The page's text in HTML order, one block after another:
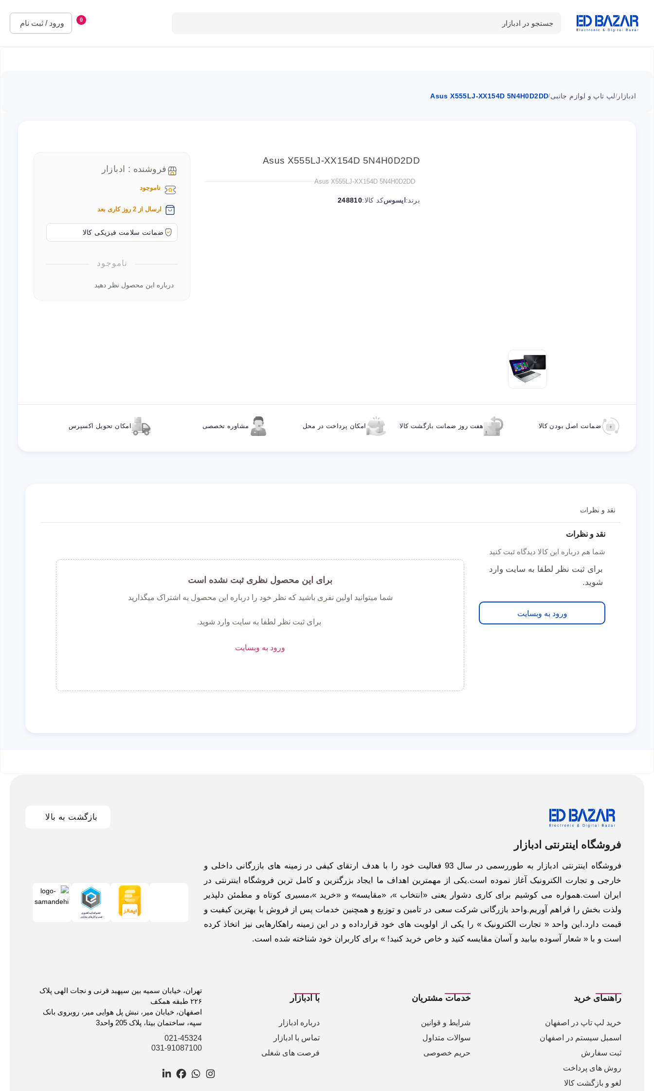
جستجو در ادبازار 0
ورود / ثبت نام
دسته بندی محصولات
ادبازار /لپ تاپ و لوازم جانبی/
Asus X555LJ-XX154D 5N4H0D2DD
Asus X555LJ-XX154D 5N4H0D2DD
Asus X555LJ-XX154D 5N4H0D2DD
برند: ایسوسکد کالا:248810
فروشنده : ادبازار
ناموجود
ارسال از 2 روز کاری بعد
ضمانت سلامت فیزیکی کالا
ناموجود
درباره این محصول نظر دهید
ضمانت اصل بودن کالا هفت روز ضمانت بازگشت کالا امکان پرداخت در محل مشاوره تخصصی امکان تحویل اکسپرس
نقد و نظرات
نقد و نظرات
شما هم درباره این کالا دیدگاه ثبت کنید
برای ثبت نظر لطفا به سایت وارد
شوید.
ورود به وبسایت
برای این محصول نظری ثبت نشده است
شما میتوانید اولین نفری باشید که نظر خود را درباره این محصول به اشتراک میگذارید
برای ثبت نظر لطفا به سایت وارد شوید.
ورود به وبسایت
بازگشت به بالا
فروشگاه اینترنتی ادبازار
فروشگاه اینترنتی ادبازار به طوررسمی در سال 93 فعالیت خود را با هدف ارتقای کیفی در زمینه های بازرگانی داخلی و
خارجی و تجارت الکترونیک آغاز نموده است.یکی از مهمترین اهداف ما ایجاد بزرگترین و کامل ترین فروشگاه اینترنتی در
ایران است.همواره می کوشیم برای کاری دشوار یعنی «انتخاب »، «مقایسه» و «خرید »،مسیری کوتاه و مطمئن دلپذیر
ولذت بخش را فراهم آوریم.واحد بازرگانی شرکت سعی در تامین و توزیع و همچنین خدمات پس از فروش با بهترین کیفیت و
قیمت دارد.این واحد « تجارت الکترونیک » را یکی از اولویت های خود قرارداده و در این زمینه راهکارهایی نیز اتخاذ کرده
است و با « شعار آسوده بیابید و آسان مقایسه کنید و خاص خرید کنید! » برای کاربران خود شناخته شده است.
راهنمای خرید
خرید لپ تاپ در اصفهان
اسمبل سیستم در اصفهان
ثبت سفارش
روش های پرداخت
لغو و بازگشت کالا
خدمات مشتریان
شرایط و قوانین
سوالات متداول
حریم خصوصی
با ادبازار
درباره ادبازار
تماس با ادبازار
فرصت های شغلی
تهران، خیابان سمیه بین سپهبد قرنی و نجات الهی پلاک
۲۲۶ طبقه همکف
اصفهان، خیابان میر، نبش پل هوایی میر، روبروی بانک
سپه، ساختمان بیتا، پلاک 205 واحد3
021-45324
031-91087100
Instagram
WhatsApp
Facebook
LinkedIn